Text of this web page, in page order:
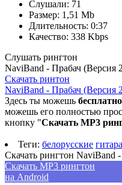
Слушали: 71
Размер: 1,51 Mb
Длительность: 0:37
Качество: 338 Kbps
Слушать рингтон
NaviBand - Прабач (Версия
Скачать ринтон
NaviBand - Прабач (Версия
Здесь ты можешь
можешь его полностью
кнопку "Скачать MP3
Теги: белорусские гитара
Скачать рингтон NaviBand
Скачать MP3 рингтон
на Android